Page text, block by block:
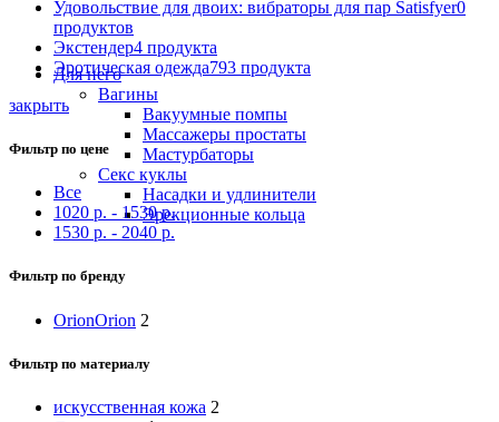
Для него
Вагины
Вакуумные помпы
Массажеры простаты
Мастурбаторы
Секс куклы
Насадки и удлинители
Эрекционные кольца
Удовольствие для двоих: вибраторы для пар Satisfyer0
продуктов
Экстендер4 продукта
Эротическая одежда793 продукта
закрыть
Фильтр по цене
Все
1020 р. - 1530р.
1530 р. - 2040 р.
Фильтр по бренду
OrionOrion 2
Фильтр по материалу
искусственная кожа 2